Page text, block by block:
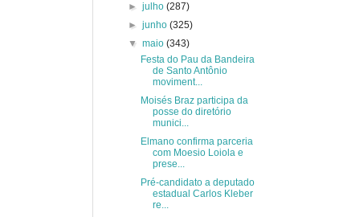
►julho(287)
►junho(325)
▼maio(343)
Festa do Pau da Bandeira
de Santo Antônio
moviment...
Moisés Braz participa da
posse do diretório
munici...
Elmano confirma parceria
com Moesio Loiola e
prese...
Pré-candidato a deputado
estadual Carlos Kleber
re...